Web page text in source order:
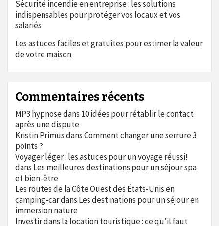
Sécurité incendie en entreprise : les solutions
indispensables pour protéger vos locaux et vos
salariés
Les astuces faciles et gratuites pour estimer la valeur
de votre maison
Commentaires récents
MP3 hypnosedans 10 idées pour rétablir le contact
après une dispute
Kristin PrimusdansComment changer une serrure 3
points ?
Voyager léger : les astuces pour un voyage réussi!
dans Les meilleures destinations pour un séjour spa
et bien-être
Les routes de la Côte Ouest des États-Unis en
camping-cardans Les destinations pour un séjour en
immersion nature
Investir dans la location touristique : ce qu’il faut